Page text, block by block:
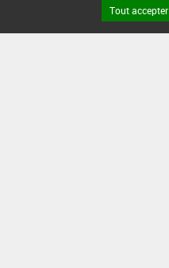
Tout accepter